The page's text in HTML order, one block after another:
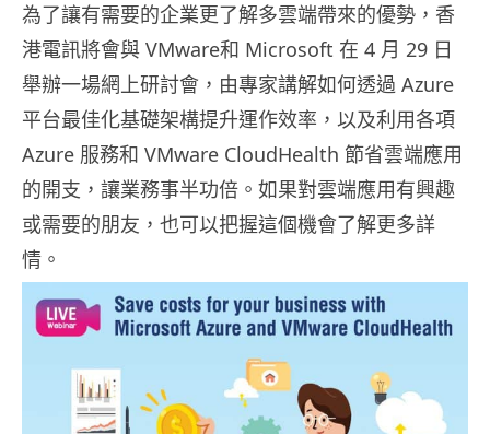
為了讓有需要的企業更了解多雲端帶來的優勢，香
港電訊將會與 VMware和 Microsoft 在 4 月 29 日
舉辦一場網上研討會，由專家講解如何透過 Azure
平台最佳化基礎架構提升運作效率，以及利用各項
Azure 服務和 VMware CloudHealth 節省雲端應用
的開支，讓業務事半功倍。如果對雲端應用有興趣
或需要的朋友，也可以把握這個機會了解更多詳
情。